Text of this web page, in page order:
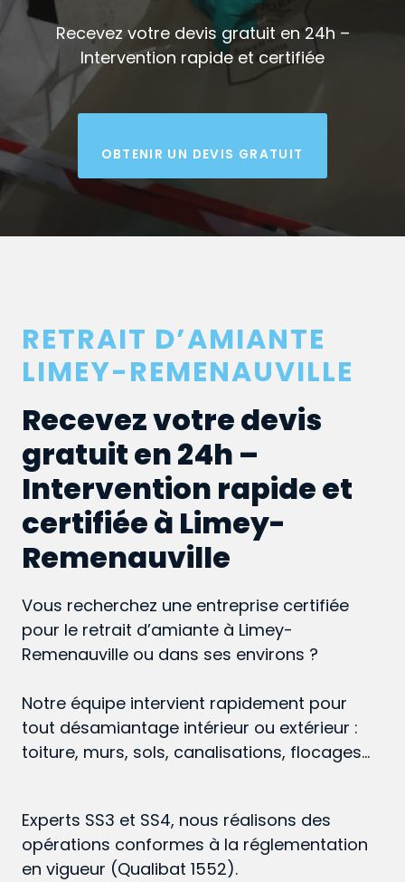
Recevez votre devis gratuit en 24h –
Intervention rapide et certifiée
OBTENIR UN DEVIS GRATUIT
RETRAIT D’AMIANTE
LIMEY-REMENAUVILLE
Recevez votre devis
gratuit en 24h –
Intervention rapide et
certifiée à Limey-
Remenauville
Vous recherchez une entreprise certifiée
pour le retrait d’amiante à Limey-
Remenauville ou dans ses environs ?
Notre équipe intervient rapidement pour
tout désamiantage intérieur ou extérieur :
toiture, murs, sols, canalisations, flocages…
Experts SS3 et SS4, nous réalisons des
opérations conformes à la réglementation
en vigueur (Qualibat 1552).